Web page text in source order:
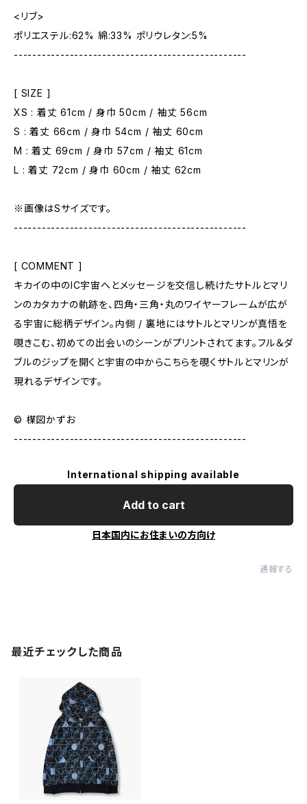
<リブ>
ポリエステル:62% 綿:33% ポリウレタン:5%
--------------------------------------------------
[ SIZE ]
XS : 着丈 61cm / 身巾 50cm / 袖丈 56cm
S : 着丈 66cm / 身巾 54cm / 袖丈 60cm
M : 着丈 69cm / 身巾 57cm / 袖丈 61cm
L : 着丈 72cm / 身巾 60cm / 袖丈 62cm
※画像はSサイズです。
--------------------------------------------------
[ COMMENT ]
キカイの中のIC宇宙へとメッセージを交信し続けたサトルとマリ
ンのカタカナの軌跡を、四角・三角・丸のワイヤーフレームが広が
る宇宙に総柄デザイン。内側 / 裏地にはサトルとマリンが真悟を
覗きこむ、初めての出会いのシーンがプリントされてます。フル＆ダ
ブルのジップを開くと宇宙の中からこちらを覗くサトルとマリンが
現れるデザインです。
© 楳図かずお
--------------------------------------------------
International shipping available
Add to cart
日本国内にお住まいの方向け
通報する
最近チェックした商品